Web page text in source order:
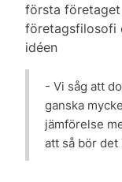
första företaget
företagsfilosofi
idéen
- Vi såg att
ganska
jämförelse
att så bör det